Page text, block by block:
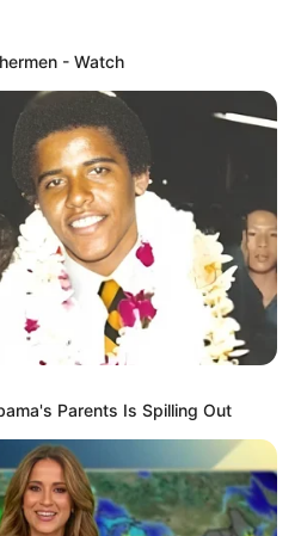
Gagal
Kamu
- Watch
Parents Is Spilling Out